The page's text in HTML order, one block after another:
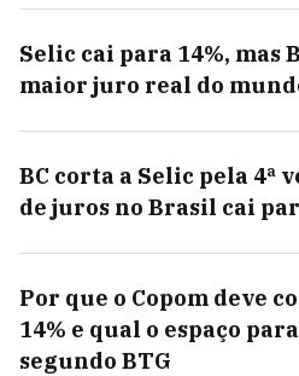
Selic cai para 14%, mas
maior juro real do
BC corta a Selic pela 4ª
de juros no Brasil cai
Por que o Copom deve
14% e qual o espaço
segundo BTG